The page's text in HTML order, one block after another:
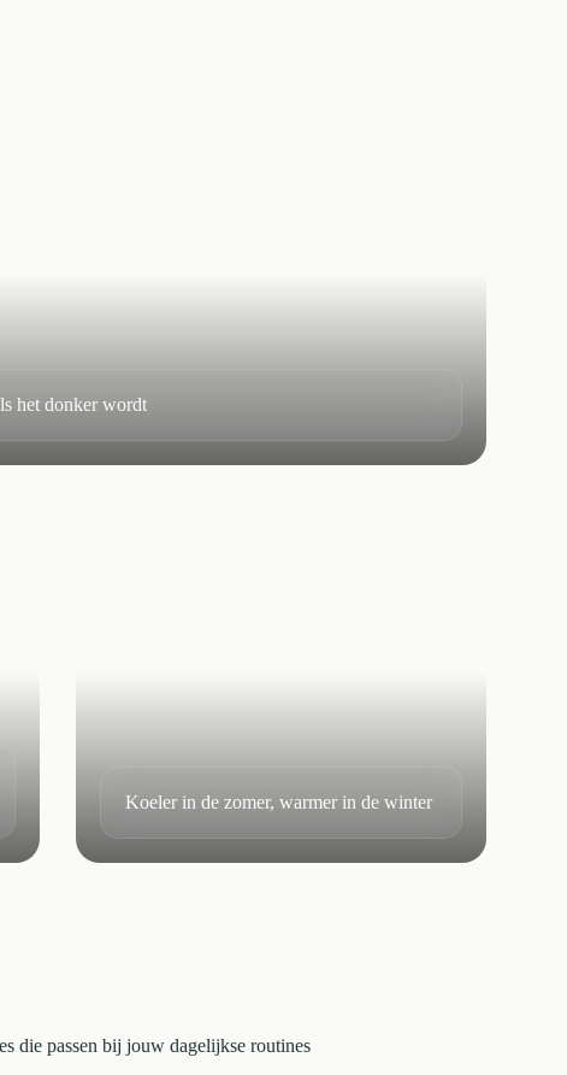
het donker wordt
Koeler in de zomer, warmer in de winter
die passen bij jouw dagelijkse routines